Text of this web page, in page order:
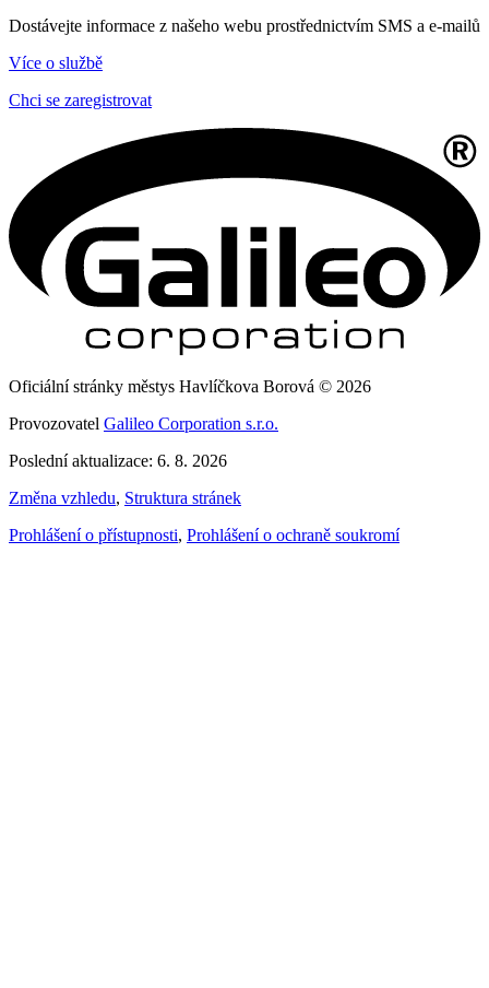
Dostávejte informace z našeho webu prostřednictvím SMS a e-mailů
Více o službě
Chci se zaregistrovat
Oficiální stránky městys Havlíčkova Borová © 2026
Provozovatel Galileo Corporation s.r.o.
Poslední aktualizace: 6. 8. 2026
Změna vzhledu, Struktura stránek
Prohlášení o přístupnosti, Prohlášení o ochraně soukromí